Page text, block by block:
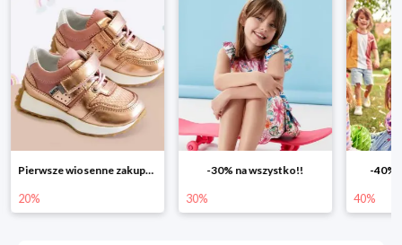
Pierwsze wiosenne zakupy -20%
20%
-30% na wszystko!!
30%
-40%
40%